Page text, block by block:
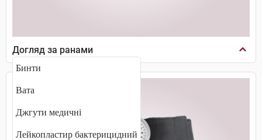
Догляд за ранами
Бинти
Вата
Джгути медичні
Лейкопластир бактерицидний